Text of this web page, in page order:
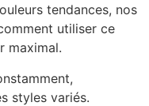
tendances, nos
utiliser ce
maximal.
styles variés.